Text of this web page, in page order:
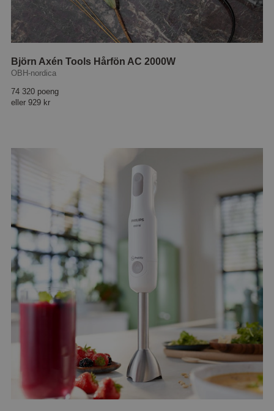
Björn Axén Tools Hårfön AC 2000W
OBH-nordica
74 320 poeng
eller 929 kr